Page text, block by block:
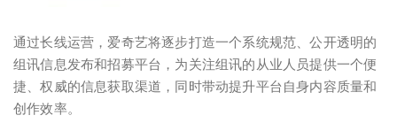
通过长线运营，爱奇艺将逐步打造一个系统规范、公开透明的
组讯信息发布和招募平台，为关注组讯的从业人员提供一个便
捷、权威的信息获取渠道，同时带动提升平台自身内容质量和
创作效率。